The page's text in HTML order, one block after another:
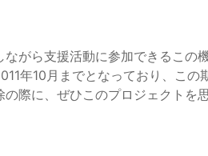
がら支援活動に参加できるこの
年10月までとなっており、こ
際に、ぜひこのプロジェクトを